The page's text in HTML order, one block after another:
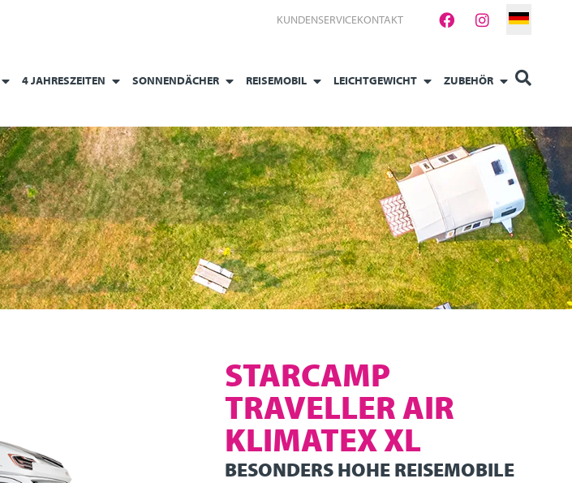
KUNDENSERVICEKONTAKT
4 JAHRESZEITEN SONNENDÄCHER REISEMOBIL LEICHTGEWICHT ZUBEHÖR
STARCAMP
TRAVELLER AIR
KLIMATEX XL
BESONDERS HOHE REISEMOBILE